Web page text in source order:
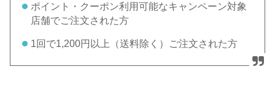
ポイント・クーポン利用可能なキャンペーン対象
店舗でご注文された方
1回で1,200円以上（送料除く）ご注文された方